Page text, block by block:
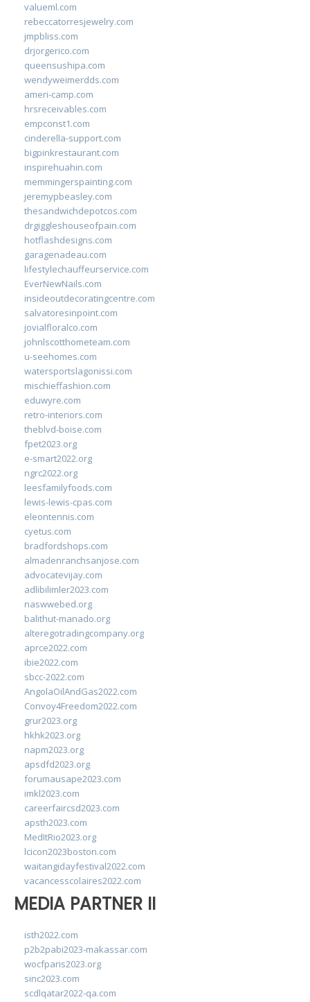
valueml.com
rebeccatorresjewelry.com
jmpbliss.com
drjorgerico.com
queensushipa.com
wendyweimerdds.com
ameri-camp.com
hrsreceivables.com
empconst1.com
cinderella-support.com
bigpinkrestaurant.com
inspirehuahin.com
memmingerspainting.com
jeremypbeasley.com
thesandwichdepotcos.com
drgiggleshouseofpain.com
hotflashdesigns.com
garagenadeau.com
lifestylechauffeurservice.com
EverNewNails.com
insideoutdecoratingcentre.com
salvatoresinpoint.com
jovialfloralco.com
johnlscotthometeam.com
u-seehomes.com
watersportslagonissi.com
mischieffashion.com
eduwyre.com
retro-interiors.com
theblvd-boise.com
fpet2023.org
e-smart2022.org
ngrc2022.org
leesfamilyfoods.com
lewis-lewis-cpas.com
eleontennis.com
cyetus.com
bradfordshops.com
almadenranchsanjose.com
advocatevijay.com
adlibilimler2023.com
naswwebed.org
balithut-manado.org
alteregotradingcompany.org
aprce2022.com
ibie2022.com
sbcc-2022.com
AngolaOilAndGas2022.com
Convoy4Freedom2022.com
grur2023.org
hkhk2023.org
napm2023.org
apsdfd2023.org
forumausape2023.com
imkl2023.com
careerfaircsd2023.com
apsth2023.com
MedItRio2023.org
lcicon2023boston.com
waitangidayfestival2022.com
vacancesscolaires2022.com
MEDIA PARTNER II
isth2022.com
p2b2pabi2023-makassar.com
wocfparis2023.org
sinc2023.com
scdlqatar2022-qa.com